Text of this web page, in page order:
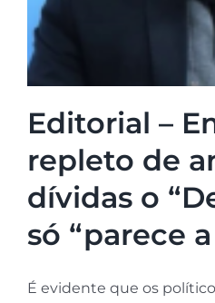
Editorial –
repleto de
dívidas o
só “parece
É evidente que os